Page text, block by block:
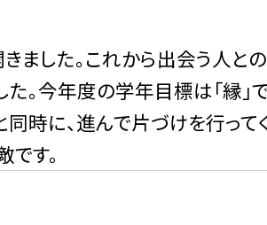
ました。これから出会う人と
た。今年度の学年目標は「縁
時に、進んで片づけを行って
す。